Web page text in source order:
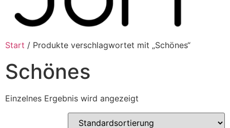
Start / Produkte verschlagwortet mit „Schönes“
Schönes
Einzelnes Ergebnis wird angezeigt